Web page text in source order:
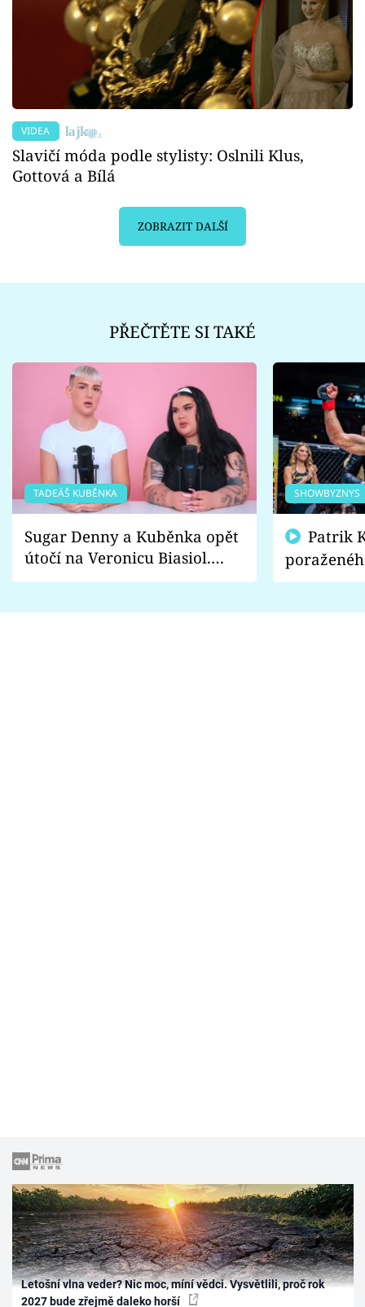
VIDEA
Slavičí móda podle stylisty: Oslnili Klus,
Gottová a Bílá
ZOBRAZIT DALŠÍ
PŘEČTĚTE SI TAKÉ
TADEÁŠ KUBĚNKA
Sugar Denny a Kuběnka opět
útočí na Veronicu Biasiol.
Proč je podle nich falešná a
SHOWBYZNYS
fanoušci
Letošní vlna veder? Nic moc, míní vědci. Vysvětlili, proč rok
2027 bude zřejmě daleko horší